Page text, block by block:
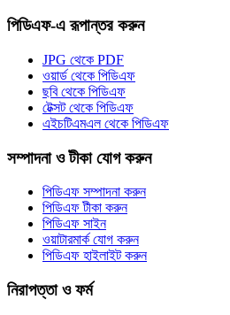
পিডিএফ-এ রূপান্তর করুন
JPG থেকে PDF
ওয়ার্ড থেকে পিডিএফ
ছবি থেকে পিডিএফ
টেক্সট থেকে পিডিএফ
এইচটিএমএল থেকে পিডিএফ
সম্পাদনা ও টীকা যোগ করুন
পিডিএফ সম্পাদনা করুন
পিডিএফ টীকা করুন
পিডিএফ সাইন
ওয়াটারমার্ক যোগ করুন
পিডিএফ হাইলাইট করুন
নিরাপত্তা ও ফর্ম